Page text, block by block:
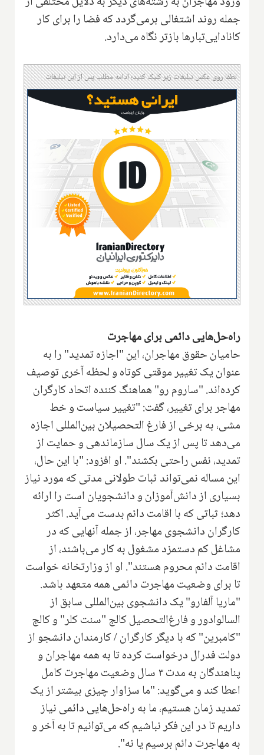
جمله روند اشتغالی برمی‌گردد که فضا را برای کار
کانادایی‌تبارها بازتر نگاه می‌دارد.
لطفا روی عکس تبلیغات زیر کلیک کنید؛ ادامه مطلب پس از این تبلیغات
راه‌حل‌هایی دائمی برای مهاجرت
حامیان حقوق مهاجران، این "اجازه تمدید" را به
عنوان یک تغییر موقتی کوتاه و لحظه آخری توصیف
کرده‌اند. "ساروم رو" هماهنگ کننده اتحاد کارگران
مهاجر برای تغییر، گفت: "تغییر سیاست و خط
مشی، به برخی از فارغ التحصیلان بین‌المللی اجازه
می‌دهد تا پس از یک سال سازماندهی و حمایت از
تمدید، نفس راحتی بکشند". او افزود: "با این حال،
این مساله نمی‌تواند ثبات طولانی مدتی که مورد نیاز
بسیاری از دانش‌آموزان و دانشجویان است را ارائه
دهد؛ ثباتی که با اقامت دائم بدست می‌آید. اکثر
کارگران دانشجوی مهاجر، از جمله آنهایی که در
مشاغل کم دستمزد مشغول به کار می‌باشند، از
اقامت دائم محروم هستند". او از وزارتخانه خواست
تا برای وضعیت مهاجرت دائمی همه متعهد باشد.
"ماریا آلفارو" یک دانشجوی بین‌المللی سابق از
السالوادور و فارغ‌التحصیل کالج "سنت کلر" و کالج
"کامبرین" که با دیگر کارگران / کارمندان دانشجو از
دولت فدرال درخواست کرده تا به همه مهاجران و
پناهندگان به مدت ۳ سال وضعیت مهاجرت کامل
اعطا کند و می‌گوید: "ما سزاوار چیزی بیشتر از یک
تمدید زمان هستیم، ما به راه‌حل‌هایی دائمی نیاز
داریم تا در این فکر نباشیم که می‌توانیم تا به آخر و
به مهاجرت دائم برسیم یا نه".